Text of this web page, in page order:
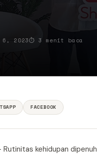
6, 2023⏱ 3 menit baca
FACEBOOK
Rutinitas kehidupan